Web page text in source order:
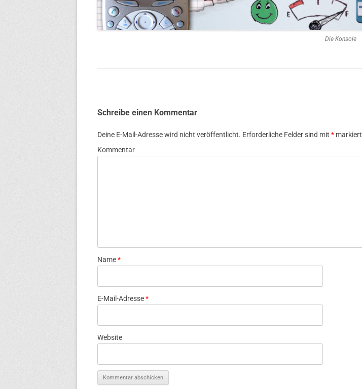
Die Konsole
Schreibe einen Kommentar
Deine E-Mail-Adresse wird nicht veröffentlicht. Erforderliche Felder sind mit * markiert
Kommentar
Name*
E-Mail-Adresse*
Website